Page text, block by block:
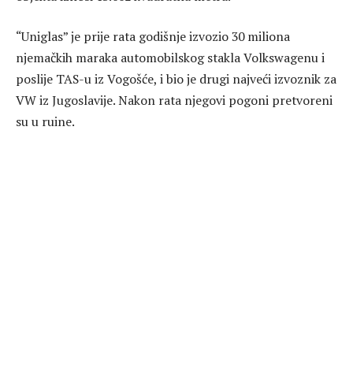
“Uniglas” je prije rata godišnje izvozio 30 miliona
njemačkih maraka automobilskog stakla Volkswagenu i
poslije TAS-u iz Vogošće, i bio je drugi najveći izvoznik za
VW iz Jugoslavije. Nakon rata njegovi pogoni pretvoreni
su u ruine.